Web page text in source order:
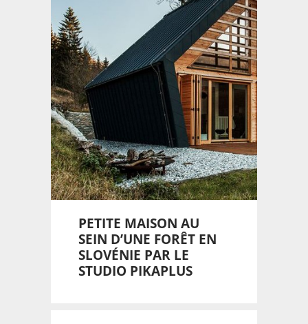
PETITE MAISON AU
SEIN D’UNE FORÊT EN
SLOVÉNIE PAR LE
STUDIO PIKAPLUS